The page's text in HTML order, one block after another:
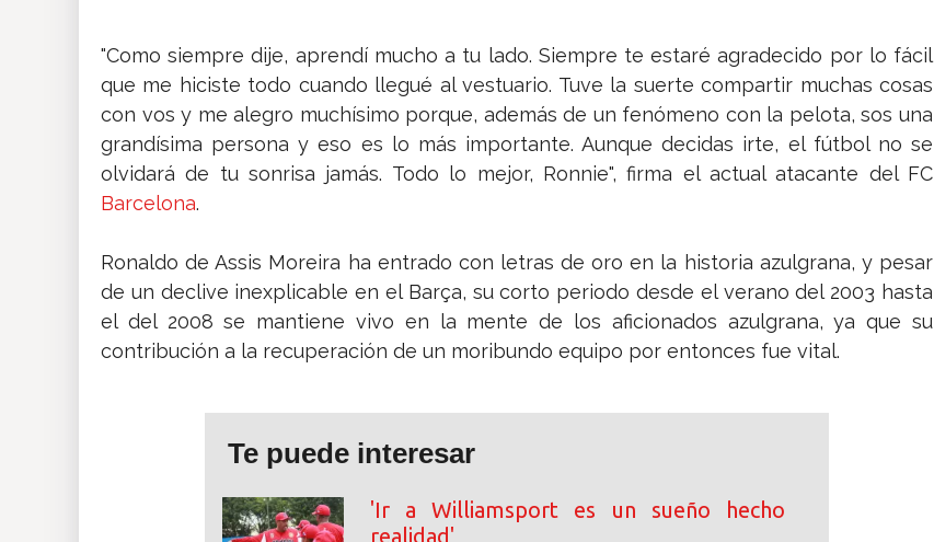
"Como siempre dije, aprendí mucho a tu lado. Siempre te estaré agradecido por lo fácil
que me hiciste todo cuando llegué al vestuario. Tuve la suerte compartir muchas cosas
con vos y me alegro muchísimo porque, además de un fenómeno con la pelota, sos una
grandísima persona y eso es lo más importante. Aunque decidas irte, el fútbol no se
olvidará de tu sonrisa jamás. Todo lo mejor, Ronnie", firma el actual atacante del FC
Barcelona.
Ronaldo de Assis Moreira ha entrado con letras de oro en la historia azulgrana, y pesar
de un declive inexplicable en el Barça, su corto periodo desde el verano del 2003 hasta
el del 2008 se mantiene vivo en la mente de los aficionados azulgrana, ya que su
contribución a la recuperación de un moribundo equipo por entonces fue vital.
Te puede interesar
'Ir a Williamsport es un sueño hecho
realidad'